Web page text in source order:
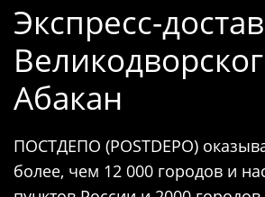
Экспресс-
Абакан
ПОСТДЕПО (POSTDEPO)
более, чем 12 000 городов и